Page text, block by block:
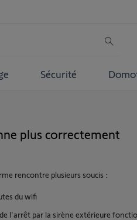
Sécurité
plus correctement
rencontre plusieurs soucis :
du wifi
l'arrêt par la sirène extérieure